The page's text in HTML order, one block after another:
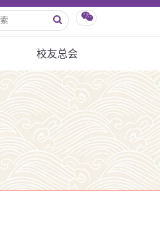
校友总会